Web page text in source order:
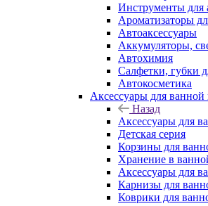
Инструменты для
Ароматизаторы
Автоаксессуары
Аккумуляторы,
Автохимия
Салфетки, губки
Автокосметика
Аксессуары для
Назад
Аксессуары для
Детская серия
Корзины для
Хранение в
Аксессуары для
Карнизы для
Коврики для